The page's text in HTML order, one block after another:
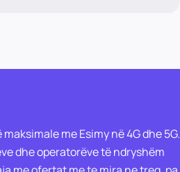
me Esimy në 4G dhe 5G.
dhe operatorëve të ndryshëm